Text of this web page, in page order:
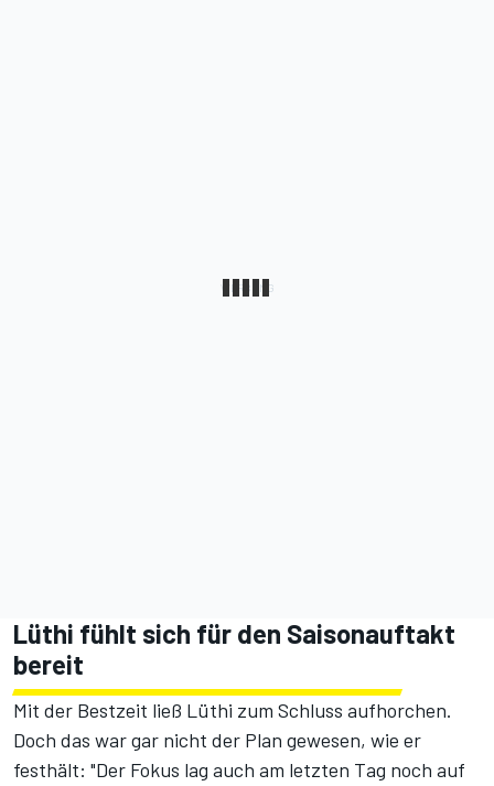
Lüthi fühlt sich für den Saisonauftakt
bereit
Mit der Bestzeit ließ Lüthi zum Schluss aufhorchen.
Doch das war gar nicht der Plan gewesen, wie er
festhält: "Der Fokus lag auch am letzten Tag noch auf